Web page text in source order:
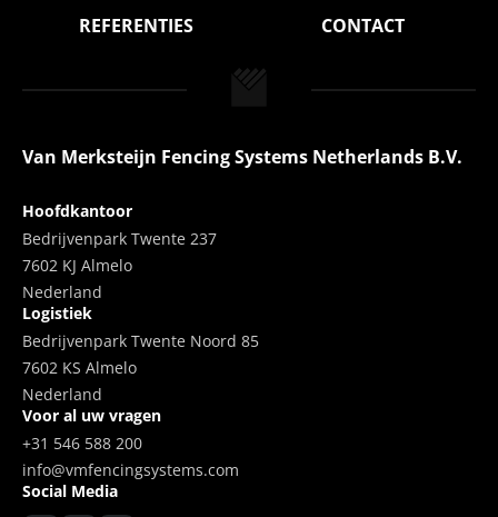
REFERENTIES
CONTACT
Van Merksteijn Fencing Systems Netherlands B.V.
Hoofdkantoor
Bedrijvenpark Twente 237
7602 KJ Almelo
Nederland
Logistiek
Bedrijvenpark Twente Noord 85
7602 KS Almelo
Nederland
Voor al uw vragen
+31 546 588 200
info@vmfencingsystems.com
Social Media